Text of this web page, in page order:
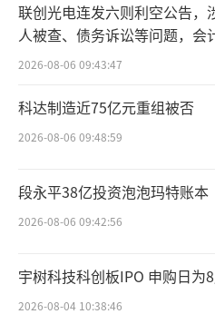
中晶科技在业绩预
视各业务拓展工作，不
客户需求；同时提升产
场竞争优势；在研发方
入力度，优化生产工艺
基本面向好的半导
调研机构的高度关注。
来，已有55家A股半导
密集调研。作为半导体
期也接受了摩根士丹利
联创光电连发六则利空公告，
人被查、债务诉讼等问题，会
所曾出具“保留意见”
2026-08-06 09:43:47
科达制造近75亿元重组被否
2026-08-06 09:48:59
段永平38亿投资泡泡玛特账本
2026-08-06 09:42:56
宇树科技科创板IPO 申购日为
2026-08-04 10:38:46